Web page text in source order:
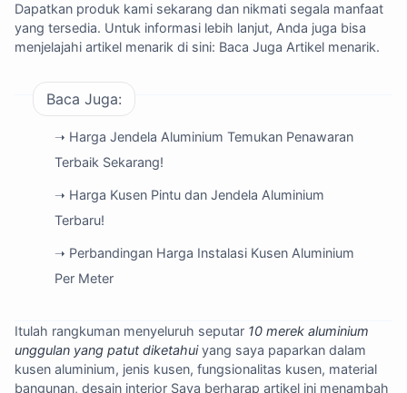
Dapatkan produk kami sekarang dan nikmati segala manfaat
yang tersedia. Untuk informasi lebih lanjut, Anda juga bisa
menjelajahi artikel menarik di sini: Baca Juga Artikel menarik.
Baca Juga:
➝ Harga Jendela Aluminium Temukan Penawaran
Terbaik Sekarang!
➝ Harga Kusen Pintu dan Jendela Aluminium
Terbaru!
➝ Perbandingan Harga Instalasi Kusen Aluminium
Per Meter
Itulah rangkuman menyeluruh seputar 10 merek aluminium
unggulan yang patut diketahuiyang saya paparkan dalam
kusen aluminium, jenis kusen, fungsionalitas kusen, material
bangunan, desain interior Saya berharap artikel ini menambah